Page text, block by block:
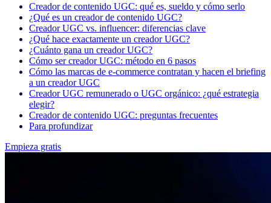
Creador de contenido UGC: qué es, sueldo y cómo serlo
¿Qué es un creador de contenido UGC?
Creador UGC vs. influencer: diferencias clave
¿Qué hace exactamente un creador UGC?
¿Cuánto gana un creador UGC?
Cómo ser creador UGC: método en 6 pasos
Cómo las marcas de e-commerce contratan y hacen el briefing
a un creador UGC
Creador UGC remunerado o UGC orgánico: ¿qué estrategia
elegir?
Creador de contenido UGC: preguntas frecuentes
Para profundizar
Empieza gratis